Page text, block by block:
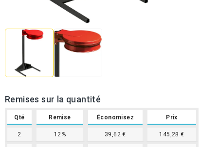
Remises sur la quantité
Qté Remise Économisez Prix
2 12% 39,62 € 145,28 €